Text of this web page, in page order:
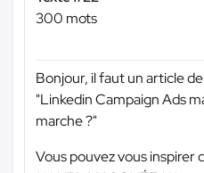
300 mots
Bonjour, il faut un article
"Linkedin Campaign Ads
marche ?"
Vous pouvez vous inspirer